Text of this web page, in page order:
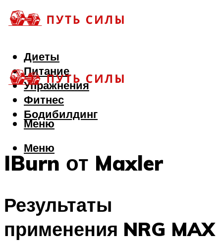
Диеты
Питание
Упражнения
Фитнес
Бодибилдинг
Меню
Меню
IBurn от Maxler
Результаты
применения NRG MAX